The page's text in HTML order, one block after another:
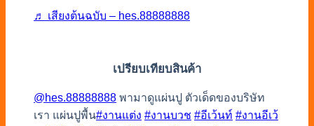
♬ เสียงต้นฉบับ – hes.88888888
เปรียบเทียบสินค้า
@hes.88888888 พามาดูแผ่นปู ตัวเด็ดของบริษัท
เรา แผ่นปูพื้น#งานแต่ง #งานบวช #อีเว้นท์ #งานอีเว้